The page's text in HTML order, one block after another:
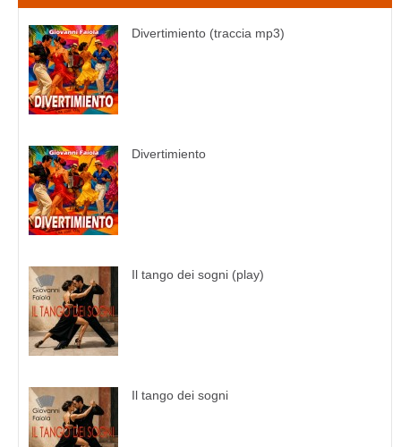
Divertimiento (traccia mp3)
Divertimiento
Il tango dei sogni (play)
Il tango dei sogni